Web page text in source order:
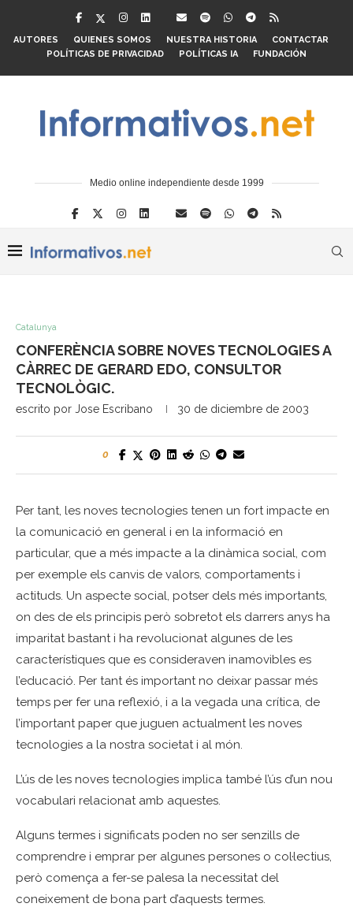
AUTORES QUIENES SOMOS NUESTRA HISTORIA
CONTACTAR
POLÍTICAS DE PRIVACIDAD
POLÍTICAS IA FUNDACIÓN
Medio online independiente desde 1999
Catalunya
CONFERÈNCIA SOBRE NOVES TECNOLOGIES A
CÀRREC DE GERARD EDO, CONSULTOR
TECNOLÒGIC.
escrito por Jose Escribano 30 de diciembre de 2003
0
Per tant, les noves tecnologies tenen un fort impacte en
la comunicació en general i en la informació en
particular, que a més impacte a la dinàmica social, com
per exemple els canvis de valors, comportaments i
actituds. Un aspecte social, potser dels més importants,
on des de els principis però sobretot els darrers anys ha
imparitat bastant i ha revolucionat algunes de les
característiques que es consideraven inamovibles es
l’educació. Per tant és important no deixar passar més
temps per fer una reflexió, i a la vegada una crítica, de
l’important paper que juguen actualment les noves
tecnologies a la nostra societat i al món.
L’ús de les noves tecnologies implica també l’ús d’un nou
vocabulari relacionat amb aquestes.
Alguns termes i significats poden no ser senzills de
comprendre i emprar per algunes persones o col·lectius,
però comença a fer-se palesa la necessitat del
coneixement de bona part d’aquests termes.